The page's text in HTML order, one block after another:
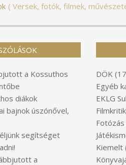
Versek, fotók, filmek,
a Kossuthos
diákok
bajnok úszónővel,
segítséget
a
DÖK
Egyéb
EKLG
Fotózás
Kiemelt